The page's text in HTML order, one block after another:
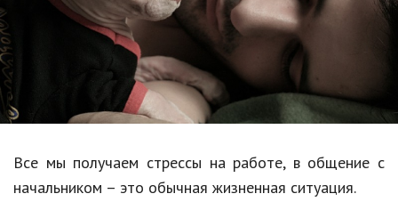
Образование
Авто, мото
Спорт
Знаменитости
Все мы получаем стрессы на работе, в общение с
начальником – это обычная жизненная ситуация.